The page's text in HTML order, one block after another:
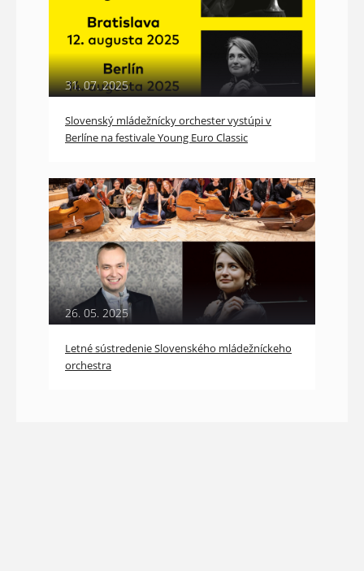
31. 07. 2025
Slovenský mládežnícky orchester vystúpi v
Berlíne na festivale Young Euro Classic
26. 05. 2025
Letné sústredenie Slovenského mládežníckeho
orchestra